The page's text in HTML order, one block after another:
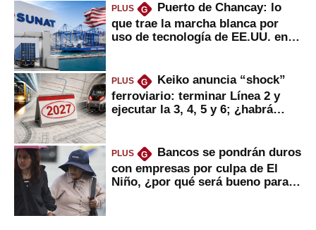
PLUS G
Puerto de Chancay: lo
que trae la marcha blanca por
uso de tecnología de EE.UU. en
PLUS G
Keiko anuncia “shock”
ferroviario: terminar Línea 2 y
ejecutar la 3, 4, 5 y 6; ¿habrá
PLUS G
Bancos se pondrán duros
con empresas por culpa de El
Niño, ¿por qué será bueno para